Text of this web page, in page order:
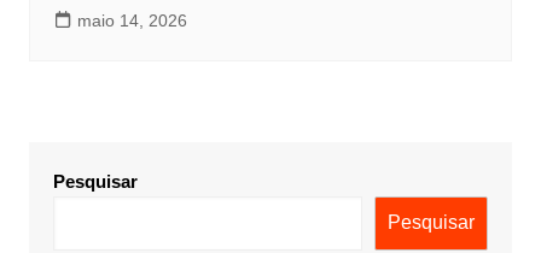
maio 14, 2026
Pesquisar
Pesquisar